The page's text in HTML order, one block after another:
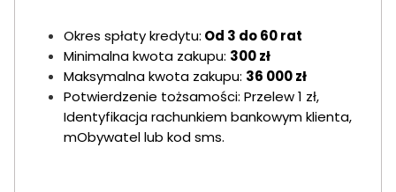
Okres spłaty kredytu: Od 3 do 60 rat
Minimalna kwota zakupu: 300 zł
Maksymalna kwota zakupu: 36 000 zł
Potwierdzenie tożsamości: Przelew 1 zł,
Identyfikacja rachunkiem bankowym klienta,
mObywatel lub kod sms.